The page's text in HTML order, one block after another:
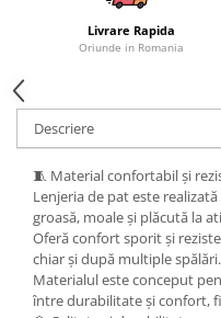
Livrare Rapida
Oriunde in Romania
Descriere
🧵 Material confortabil și
Lenjeria de pat este
groasă, moale și plăcută la
Oferă confort sporit și
chiar și după multiple spălări.
Materialul este conceput
între durabilitate și confort,